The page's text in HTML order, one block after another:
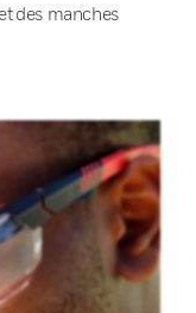
des manches